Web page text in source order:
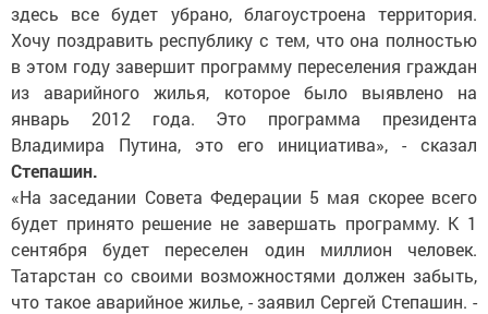
здесь все будет убрано, благоустроена территория.
Хочу поздравить республику с тем, что она полностью
в этом году завершит программу переселения граждан
из аварийного жилья, которое было выявлено на
январь 2012 года. Это программа президента
Владимира Путина, это его инициатива», - сказал
Степашин.
«На заседании Совета Федерации 5 мая скорее всего
будет принято решение не завершать программу. К 1
сентября будет переселен один миллион человек.
Татарстан со своими возможностями должен забыть,
что такое аварийное жилье, - заявил Сергей Степашин. -